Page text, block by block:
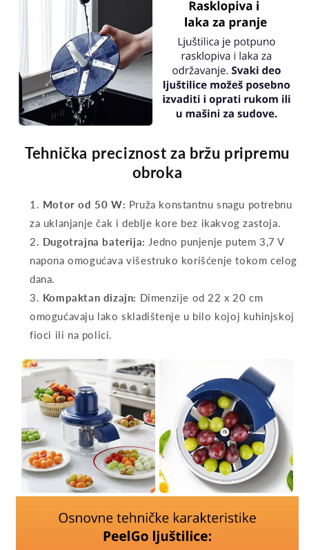
Tehnička preciznost za bržu pripremu
obroka
Motor od 50 W: Pruža konstantnu snagu potrebnu
za uklanjanje čak i deblje kore bez ikakvog zastoja.
Dugotrajna baterija: Jedno punjenje putem 3,7 V
napona omogućava višestruko korišćenje tokom celog
dana.
Kompaktan dizajn: Dimenzije od 22 x 20 cm
omogućavaju lako skladištenje u bilo kojoj kuhinjskoj
fioci ili na polici.